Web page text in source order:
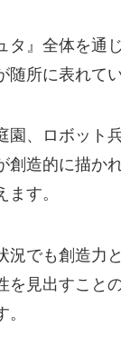
タ』全体を通
随所に表れてい
園、ロボット
創造的に描か
ます。
況でも創造力
を見出すこと